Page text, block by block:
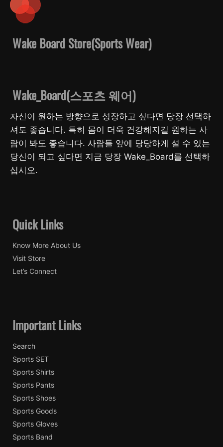
Wake Board Store(Sports Wear)
Wake_Board(스포츠 웨어)
자신이 원하는 방향으로 성장하고 싶다면 당장 선택하
셔도 좋습니다. 특히 몸이 더욱 건강해지길 원하는 사
람이 봐도 좋습니다. 사람들 앞에 당당하게 설 수 있는
당신이 되고 싶다면 지금 당장 Wake_Board를 선택하
십시오.
Quick Links
Know More About Us
Visit Store
Let’s Connect
Important Links
Search
Sports SET
Sports Shirts
Sports Pants
Sports Shoes
Sports Goods
Sports Gloves
Sports Band